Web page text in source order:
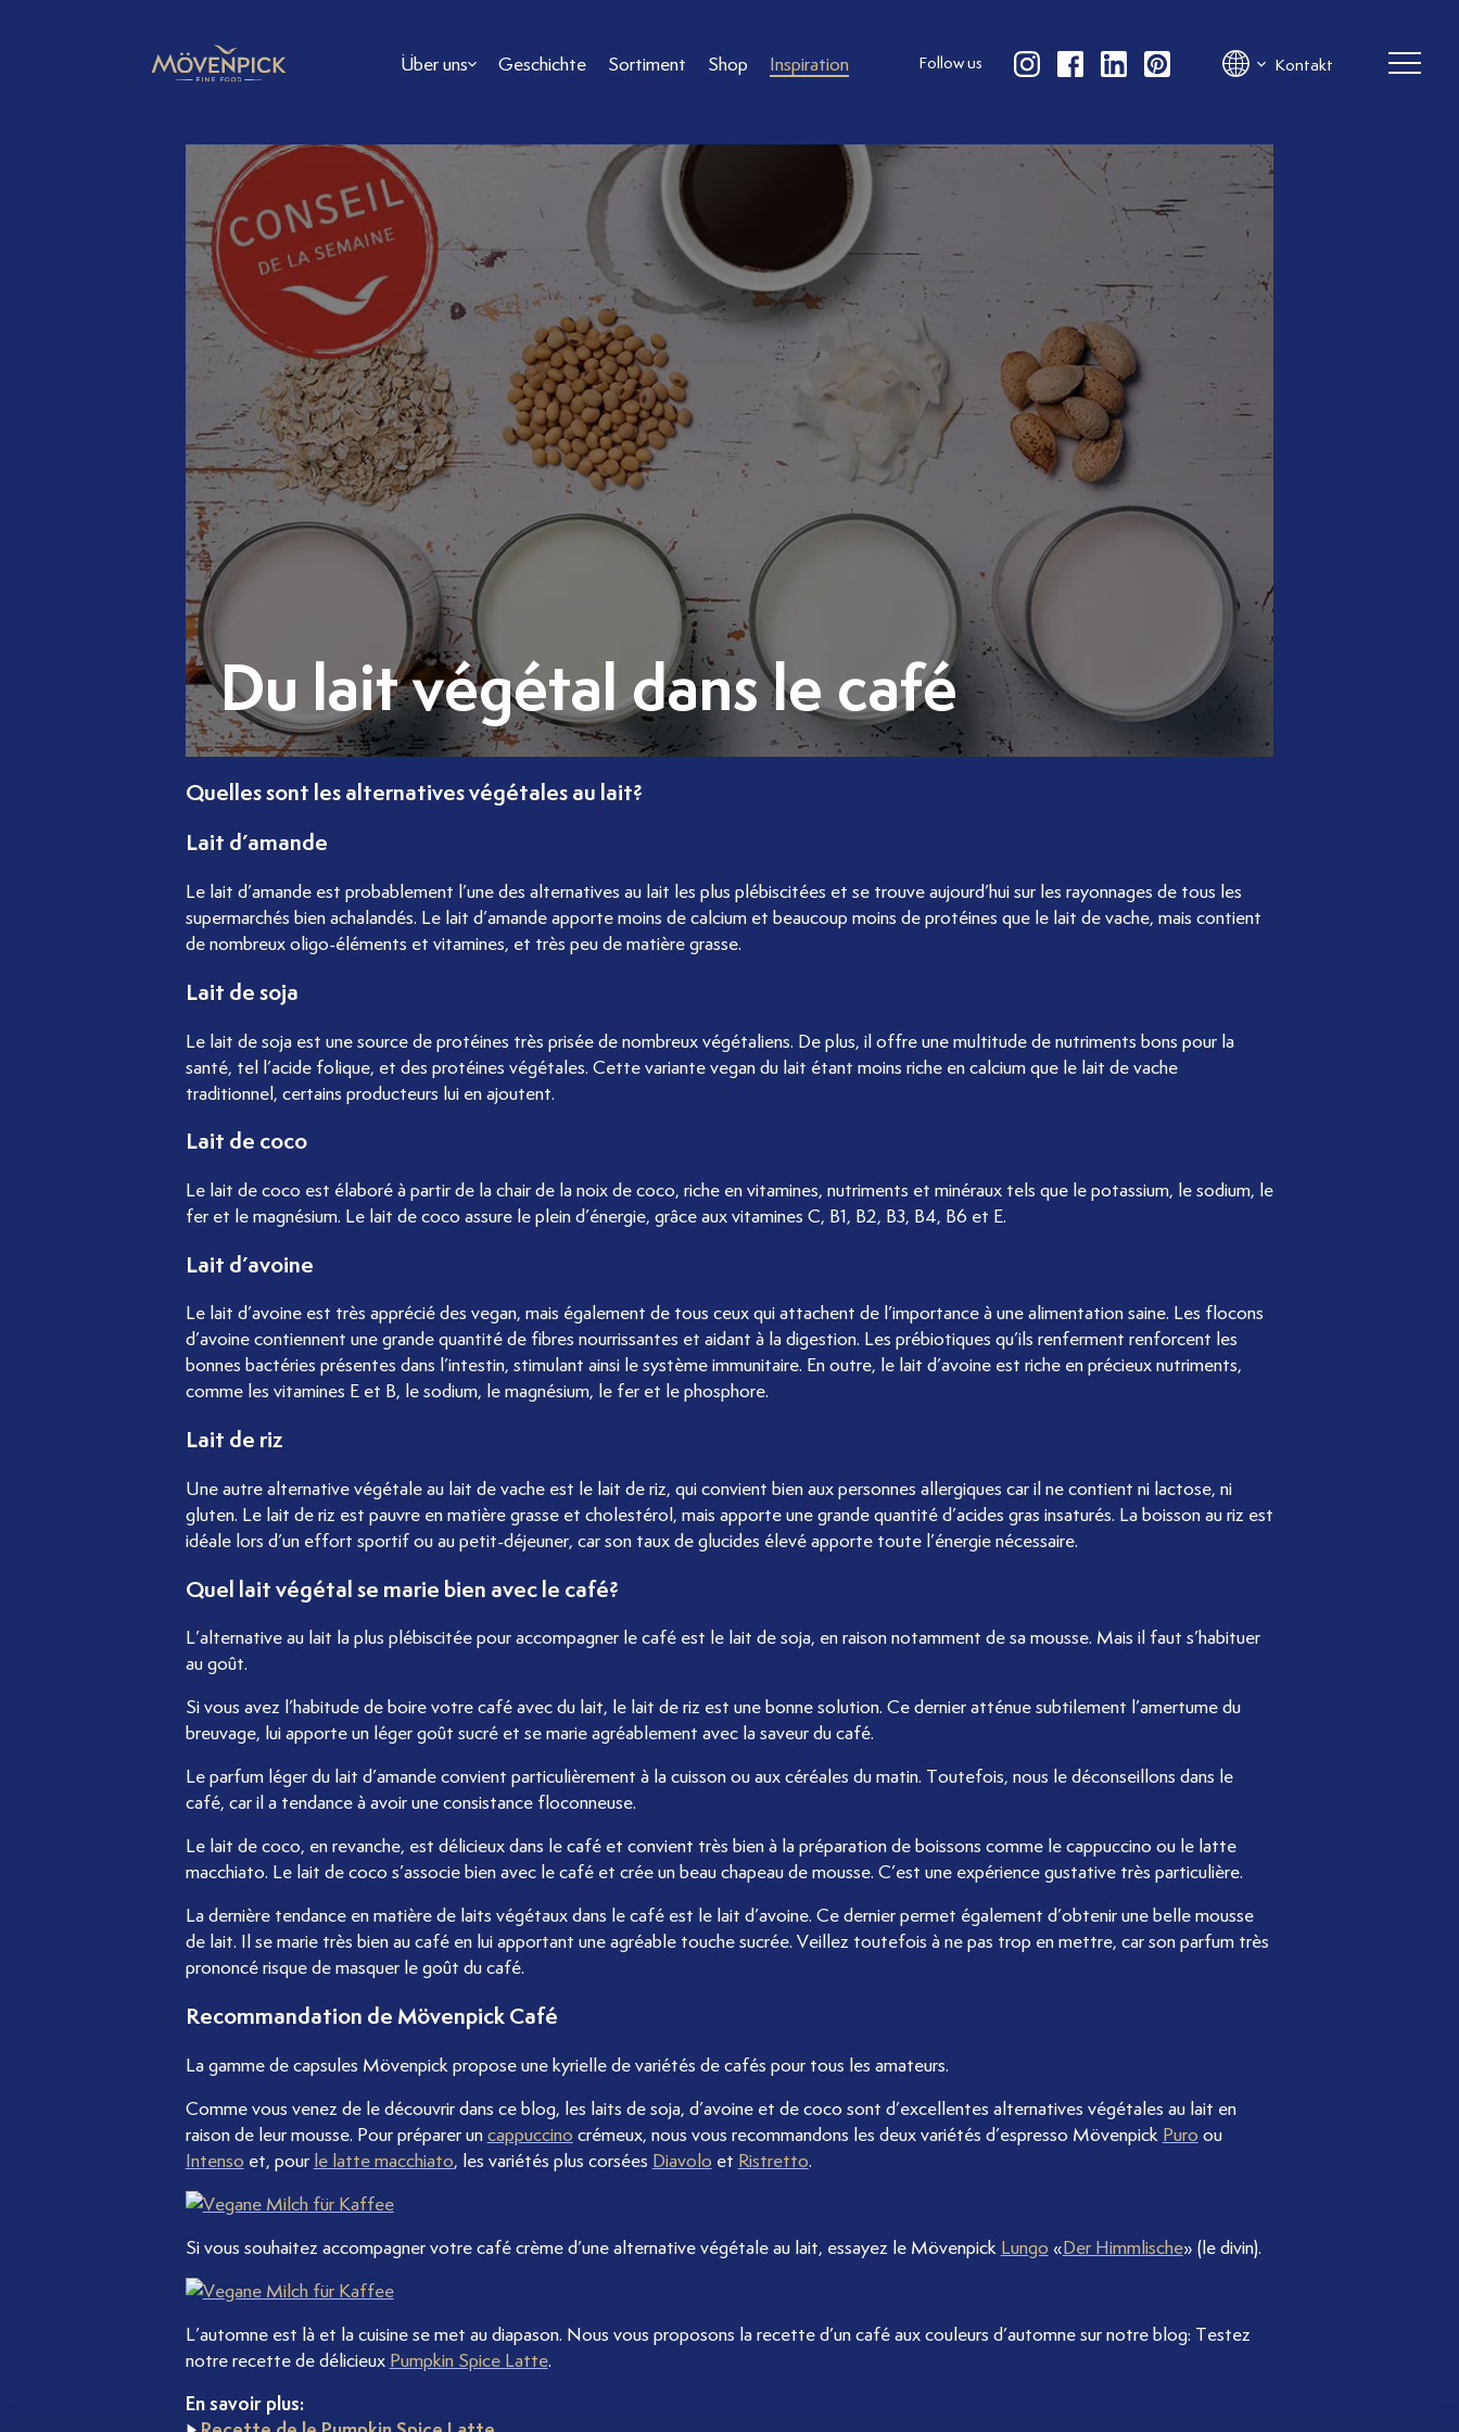
Über uns Geschichte Sortiment Shop Inspiration Follow us Kontakt
Du lait végétal dans le café
Quelles sont les alternatives végétales au lait?
Lait d’amande
Le lait d’amande est probablement l’une des alternatives au lait les plus plébiscitées et se trouve aujourd’hui sur les rayonnages de tous les
supermarchés bien achalandés. Le lait d’amande apporte moins de calcium et beaucoup moins de protéines que le lait de vache, mais contient
de nombreux oligo-éléments et vitamines, et très peu de matière grasse.
Lait de soja
Le lait de soja est une source de protéines très prisée de nombreux végétaliens. De plus, il offre une multitude de nutriments bons pour la
santé, tel l’acide folique, et des protéines végétales. Cette variante vegan du lait étant moins riche en calcium que le lait de vache
traditionnel, certains producteurs lui en ajoutent.
Lait de coco
Le lait de coco est élaboré à partir de la chair de la noix de coco, riche en vitamines, nutriments et minéraux tels que le potassium, le sodium, le
fer et le magnésium. Le lait de coco assure le plein d’énergie, grâce aux vitamines C, B1, B2, B3, B4, B6 et E.
Lait d’avoine
Le lait d’avoine est très apprécié des vegan, mais également de tous ceux qui attachent de l’importance à une alimentation saine. Les flocons
d’avoine contiennent une grande quantité de fibres nourrissantes et aidant à la digestion. Les prébiotiques qu’ils renferment renforcent les
bonnes bactéries présentes dans l’intestin, stimulant ainsi le système immunitaire. En outre, le lait d’avoine est riche en précieux nutriments,
comme les vitamines E et B, le sodium, le magnésium, le fer et le phosphore.
Lait de riz
Une autre alternative végétale au lait de vache est le lait de riz, qui convient bien aux personnes allergiques car il ne contient ni lactose, ni
gluten. Le lait de riz est pauvre en matière grasse et cholestérol, mais apporte une grande quantité d’acides gras insaturés. La boisson au riz est
idéale lors d’un effort sportif ou au petit-déjeuner, car son taux de glucides élevé apporte toute l’énergie nécessaire.
Quel lait végétal se marie bien avec le café?
L’alternative au lait la plus plébiscitée pour accompagner le café est le lait de soja, en raison notamment de sa mousse. Mais il faut s’habituer
au goût.
Si vous avez l’habitude de boire votre café avec du lait, le lait de riz est une bonne solution. Ce dernier atténue subtilement l’amertume du
breuvage, lui apporte un léger goût sucré et se marie agréablement avec la saveur du café.
Le parfum léger du lait d’amande convient particulièrement à la cuisson ou aux céréales du matin. Toutefois, nous le déconseillons dans le
café, car il a tendance à avoir une consistance floconneuse.
Le lait de coco, en revanche, est délicieux dans le café et convient très bien à la préparation de boissons comme le cappuccino ou le latte
macchiato. Le lait de coco s’associe bien avec le café et crée un beau chapeau de mousse. C’est une expérience gustative très particulière.
La dernière tendance en matière de laits végétaux dans le café est le lait d’avoine. Ce dernier permet également d’obtenir une belle mousse
de lait. Il se marie très bien au café en lui apportant une agréable touche sucrée. Veillez toutefois à ne pas trop en mettre, car son parfum très
prononcé risque de masquer le goût du café.
Recommandation de Mövenpick Café
La gamme de capsules Mövenpick propose une kyrielle de variétés de cafés pour tous les amateurs.
Comme vous venez de le découvrir dans ce blog, les laits de soja, d’avoine et de coco sont d’excellentes alternatives végétales au lait en
raison de leur mousse. Pour préparer uncappuccino crémeux, nous vous recommandons les deux variétés d’espresso Mövenpick Puro ou
Intenso et, pour le latte macchiato, les variétés plus corsées Diavolo et Ristretto.
Si vous souhaitez accompagner votre café crème d’une alternative végétale au lait, essayez le Mövenpick Lungo «Der Himmlische» (le divin).
L’automne est là et la cuisine se met au diapason. Nous vous proposons la recette d’un café aux couleurs d’automne sur notre blog: Testez
notre recette de délicieux Pumpkin Spice Latte.
En savoir plus: